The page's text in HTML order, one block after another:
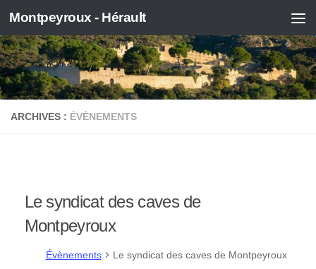
Skip to content
Montpeyroux - Hérault
ARCHIVES : ÉVÈNEMENTS
Le syndicat des caves de
Montpeyroux
Évènements Le syndicat des caves de Montpeyroux